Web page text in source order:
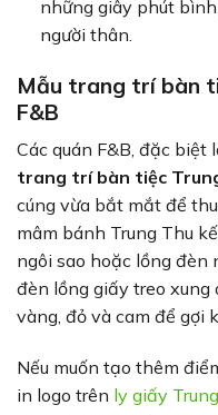
những giây phút
người thân.
Mẫu trang trí bàn
F&B
Các quán F&B, đặc biệt
trang trí bàn tiệc
cúng vừa bắt mắt để
mâm bánh Trung Thu
ngôi sao hoặc lồng đèn
đèn lồng giấy treo xung
vàng, đỏ và cam để gợi
Nếu muốn tạo thêm
in logo trên ly giấy